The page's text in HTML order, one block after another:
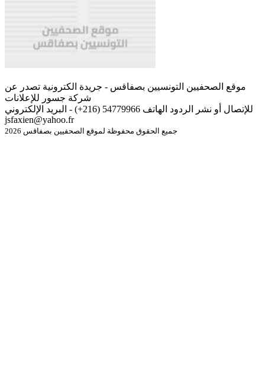
موقع الصحفيين التونسيين بصفاقس - جريدة الكترونية تصدر عن
شركة جسور للإعلانات
للإتصال أو نشر الردود الهاتف 54779966 (216+) - البريد الإلكتروني
jsfaxien@yahoo.fr
جميع الحقوق محفوظة لموقع الصحفيين بصفاقس 2026